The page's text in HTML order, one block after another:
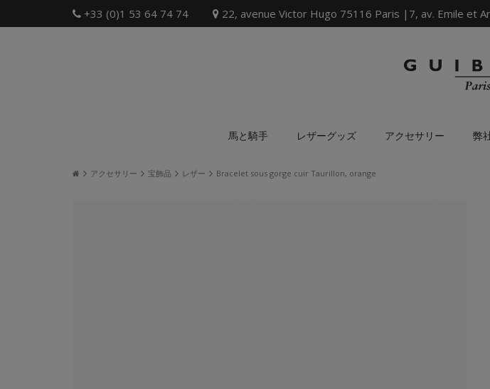
+33 (0)1 53 64 74 74 22, avenue Victor Hugo 75116 Paris |7, av. Emile et
馬と騎手 レザーグッズ アクセサリー 弊
アクセサリー 宝飾品 レザー Bracelet sous gorge cuir Taurillon, orange